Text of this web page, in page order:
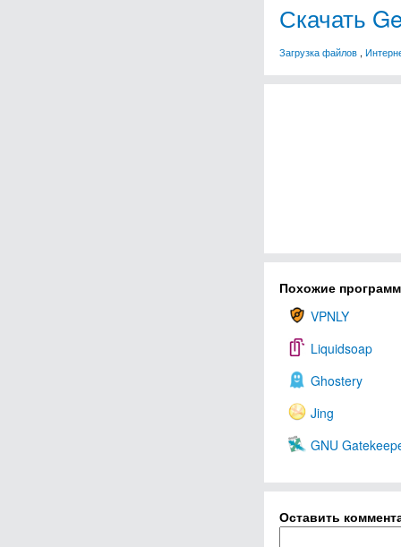
Скачать
Загрузка файлов ,
Похожие
VPNLY
Liquidsoap
Ghostery
Jing
GNU
Оставить